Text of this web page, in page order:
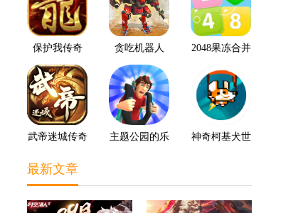
保护我传奇 贪吃机器人 2048果冻合并
武帝迷城传奇
主题公园的乐
神奇柯基犬世
最新文章